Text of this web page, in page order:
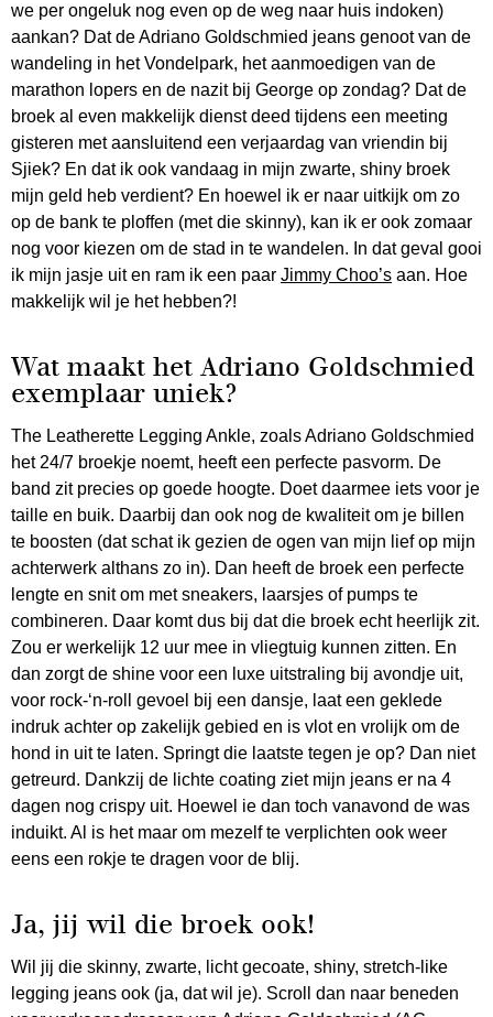
we per ongeluk nog even op de weg naar huis indoken)
aankan? Dat de Adriano Goldschmied jeans genoot van de
wandeling in het Vondelpark, het aanmoedigen van de
marathon lopers en de nazit bij George op zondag? Dat de
broek al even makkelijk dienst deed tijdens een meeting
gisteren met aansluitend een verjaardag van vriendin bij
Sjiek? En dat ik ook vandaag in mijn zwarte, shiny broek
mijn geld heb verdient? En hoewel ik er naar uitkijk om zo
op de bank te ploffen (met die skinny), kan ik er ook zomaar
nog voor kiezen om de stad in te wandelen. In dat geval gooi
ik mijn jasje uit en ram ik een paar Jimmy Choo’s aan. Hoe
makkelijk wil je het hebben?!
Wat maakt het Adriano Goldschmied
exemplaar uniek?
The Leatherette Legging Ankle, zoals Adriano Goldschmied
het 24/7 broekje noemt, heeft een perfecte pasvorm. De
band zit precies op goede hoogte. Doet daarmee iets voor je
taille en buik. Daarbij dan ook nog de kwaliteit om je billen
te boosten (dat schat ik gezien de ogen van mijn lief op mijn
achterwerk althans zo in). Dan heeft de broek een perfecte
lengte en snit om met sneakers, laarsjes of pumps te
combineren. Daar komt dus bij dat die broek echt heerlijk zit.
Zou er werkelijk 12 uur mee in vliegtuig kunnen zitten. En
dan zorgt de shine voor een luxe uitstraling bij avondje uit,
voor rock-‘n-roll gevoel bij een dansje, laat een geklede
indruk achter op zakelijk gebied en is vlot en vrolijk om de
hond in uit te laten. Springt die laatste tegen je op? Dan niet
getreurd. Dankzij de lichte coating ziet mijn jeans er na 4
dagen nog crispy uit. Hoewel ie dan toch vanavond de was
induikt. Al is het maar om mezelf te verplichten ook weer
eens een rokje te dragen voor de blij.
Ja, jij wil die broek ook!
Wil jij die skinny, zwarte, licht gecoate, shiny, stretch-like
legging jeans ook (ja, dat wil je). Scroll dan naar beneden